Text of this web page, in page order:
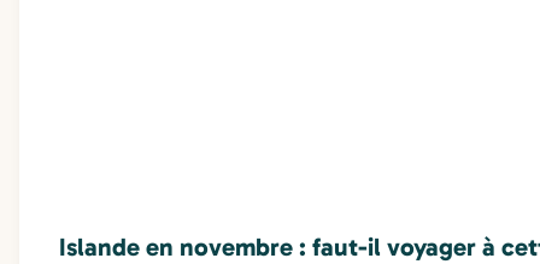
Islande en novembre : faut-il voyager à